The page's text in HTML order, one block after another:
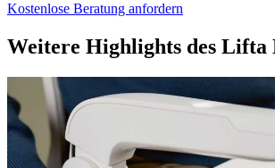
Kostenlose Beratung anfordern
Weitere Highlights des Lifta